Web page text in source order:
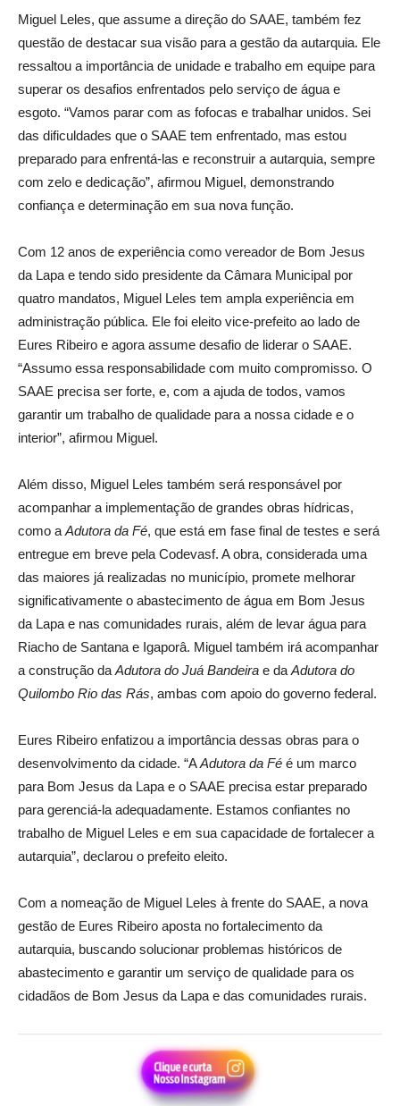
Miguel Leles, que assume a direção do SAAE, também fez
questão de destacar sua visão para a gestão da autarquia. Ele
ressaltou a importância de unidade e trabalho em equipe para
superar os desafios enfrentados pelo serviço de água e
esgoto. “Vamos parar com as fofocas e trabalhar unidos. Sei
das dificuldades que o SAAE tem enfrentado, mas estou
preparado para enfrentá-las e reconstruir a autarquia, sempre
com zelo e dedicação”, afirmou Miguel, demonstrando
confiança e determinação em sua nova função.
Com 12 anos de experiência como vereador de Bom Jesus
da Lapa e tendo sido presidente da Câmara Municipal por
quatro mandatos, Miguel Leles tem ampla experiência em
administração pública. Ele foi eleito vice-prefeito ao lado de
Eures Ribeiro e agora assume desafio de liderar o SAAE.
“Assumo essa responsabilidade com muito compromisso. O
SAAE precisa ser forte, e, com a ajuda de todos, vamos
garantir um trabalho de qualidade para a nossa cidade e o
interior”, afirmou Miguel.
Além disso, Miguel Leles também será responsável por
acompanhar a implementação de grandes obras hídricas,
como a Adutora da Fé, que está em fase final de testes e será
entregue em breve pela Codevasf. A obra, considerada uma
das maiores já realizadas no município, promete melhorar
significativamente o abastecimento de água em Bom Jesus
da Lapa e nas comunidades rurais, além de levar água para
Riacho de Santana e Igaporâ. Miguel também irá acompanhar
a construção da Adutora do Juá Bandeira e da Adutora do
Quilombo Rio das Rás, ambas com apoio do governo federal.
Eures Ribeiro enfatizou a importância dessas obras para o
desenvolvimento da cidade. “AAdutora da Fé é um marco
para Bom Jesus da Lapa e o SAAE precisa estar preparado
para gerenciá-la adequadamente. Estamos confiantes no
trabalho de Miguel Leles e em sua capacidade de fortalecer a
autarquia”, declarou o prefeito eleito.
Com a nomeação de Miguel Leles à frente do SAAE, a nova
gestão de Eures Ribeiro aposta no fortalecimento da
autarquia, buscando solucionar problemas históricos de
abastecimento e garantir um serviço de qualidade para os
cidadãos de Bom Jesus da Lapa e das comunidades rurais.